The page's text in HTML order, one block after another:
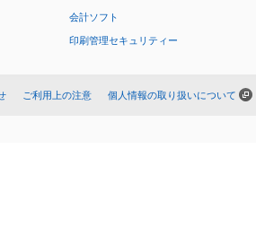
会計ソフト
印刷管理セキュリティー
ご利用上の注意 個人情報の取り扱いについて